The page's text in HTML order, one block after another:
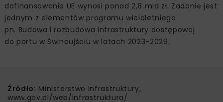
dofinansowania UE wynosi ponad 2,8 mld zł. Zadanie jest
jednym z elementów programu wieloletniego
pn. Budowa i rozbudowa infrastruktury dostępowej
do portu w Świnoujściu w latach 2023-2029.
Źródło: Ministerstwo Infrastruktury,
www.gov.pl/web/infrastruktura/